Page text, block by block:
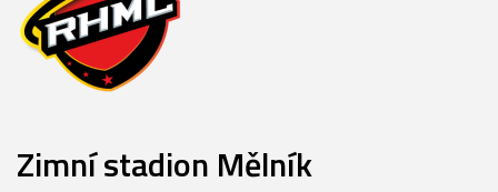
Zimní stadion Mělník